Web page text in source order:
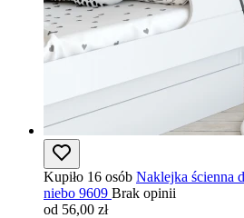
Kupiło 16 osób Naklejka ścienna
niebo 9609 Brak opinii
od 56,00 zł